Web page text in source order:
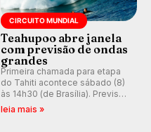
CIRCUITO MUNDIAL
Teahupoo abre janela
com previsão de ondas
grandes
Primeira chamada para etapa
do Tahiti acontece sábado (8)
às 14h30 (de Brasília). Previsão
indica swell consistente.
leia mais »